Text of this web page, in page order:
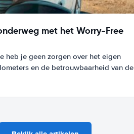
met het Worry-Free
heb je geen zorgen over het eigen
en de betrouwbaarheid van de